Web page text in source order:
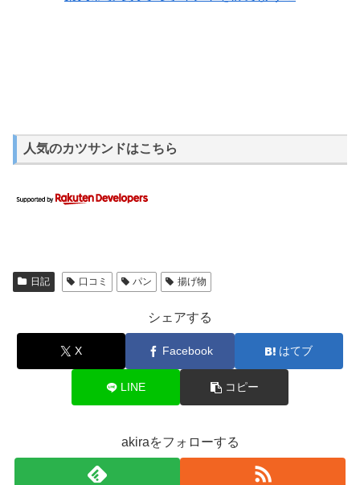
人気のカツサンドはこちら
日記 口コミ パン 揚げ物
シェアする
X Facebook はてブ
LINE コピー
akiraをフォローする